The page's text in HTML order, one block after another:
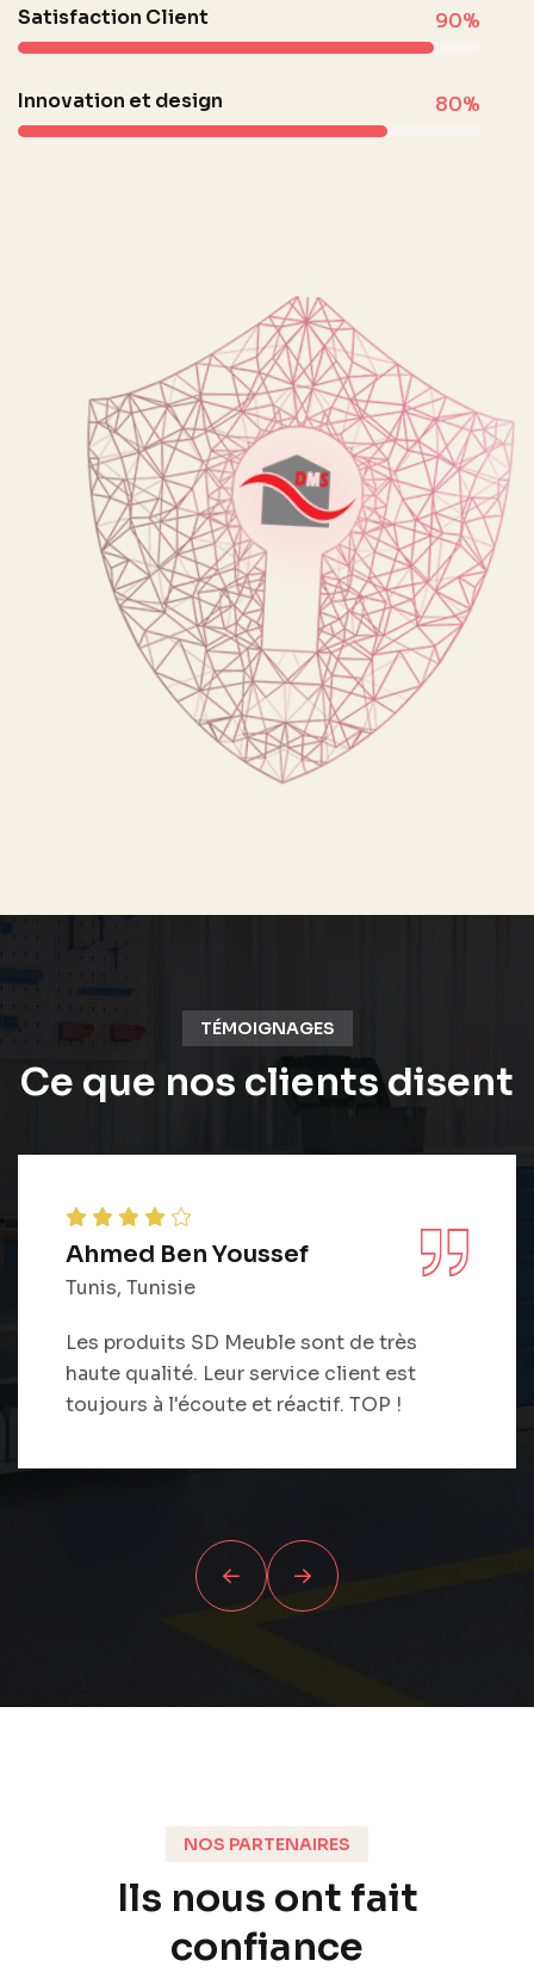
Satisfaction Client 90%
Innovation et design 80%
TÉMOIGNAGES
Ce que nos clients disent
Hiba Trabelsi
Sousse, Tunisie
J'ai acheté une armoire et je suis
impressionnée par sa robustesse.
Livraison rapide et sans souci.
NOS PARTENAIRES
Ils nous ont fait
confiance